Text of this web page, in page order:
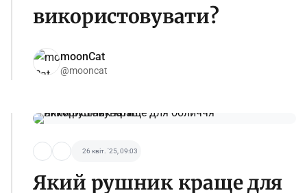
використовувати?
moonCat
@mooncat
26 квіт. '25, 09:03
Який рушник краще для